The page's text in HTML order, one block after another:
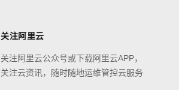
关注阿里云
关注阿里云公众号或下载阿里云APP，
关注云资讯，随时随地运维管控云服务